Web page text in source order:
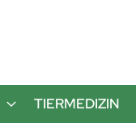
TIERMEDIZIN